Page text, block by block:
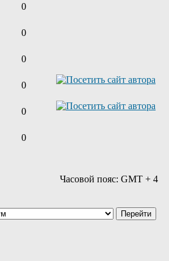
0
0
0
0
0
0
Часовой пояс: GMT + 4